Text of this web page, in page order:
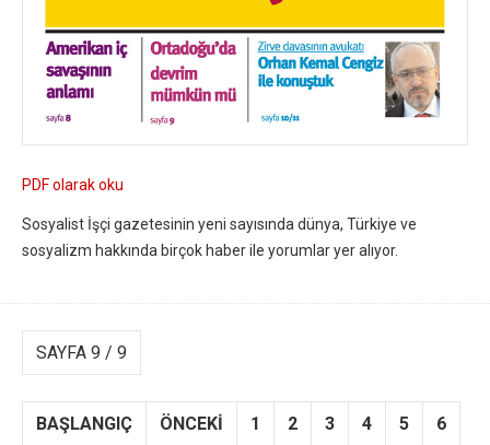
PDF olarak oku
Sosyalist İşçi gazetesinin yeni sayısında dünya, Türkiye ve
sosyalizm hakkında birçok haber ile yorumlar yer alıyor.
SAYFA 9 / 9
BAŞLANGIÇ ÖNCEKI 1 2 3 4 5 6